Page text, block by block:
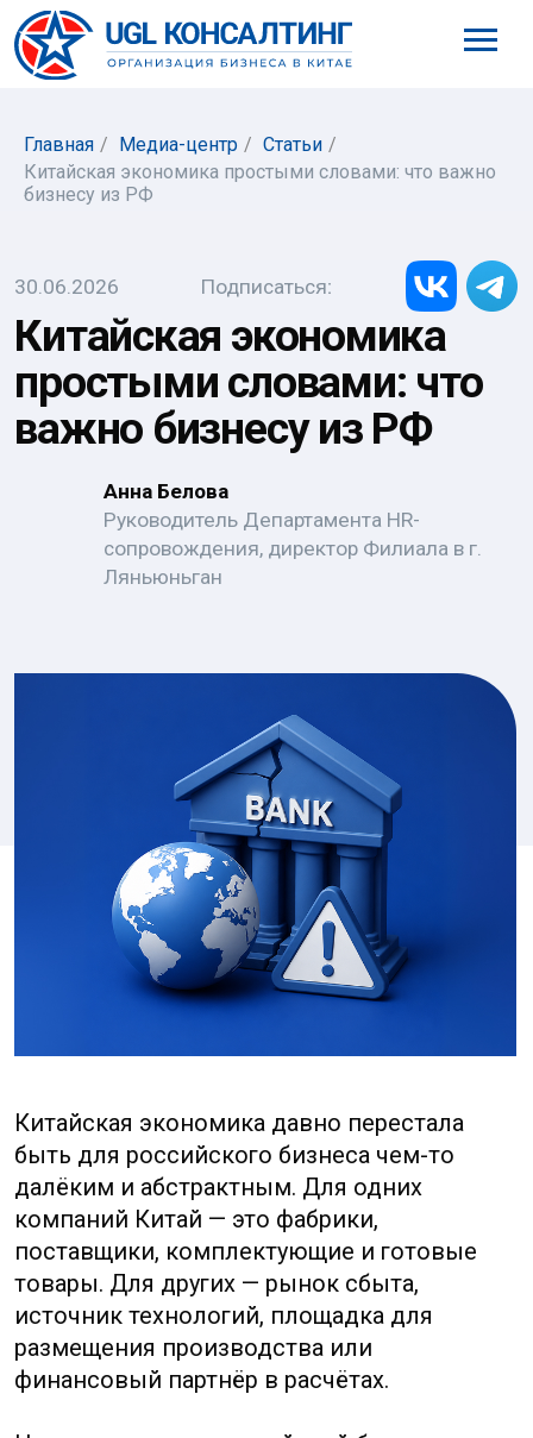
8 (800) 777-61-98
Главная / Медиа-центр / Статьи /
Китайская экономика простыми словами: что важно
бизнесу из РФ
Китайская экономика
простыми словами: что
важно бизнесу из РФ
Анна Белова
Руководитель Департамента HR-
сопровождения, директор Филиала в г.
Китайская экономика давно перестала
быть для российского бизнеса чем-то
далёким и абстрактным. Для одних
компаний Китай — это фабрики,
поставщики, комплектующие и готовые
источник технологий, площадка для
финансовый партнёр в расчётах.
Но чем активнее российский бизнес
работает с КНР, тем важнее понимать
не только цены в прайс-листе,
но и экономическую логику страны:
почему одни отрасли растут быстрее
других, как государство влияет на рынок,
почему фабрика может менять условия
после праздников и зачем смотреть
не только на курс юаня, но и на регион,
банк, логистический маршрут и статус